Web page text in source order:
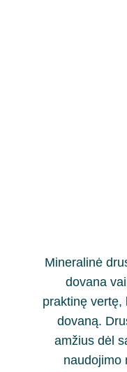
Mineralinė
dovana
praktinę vertę,
dovaną.
amžius dėl
naudojimo